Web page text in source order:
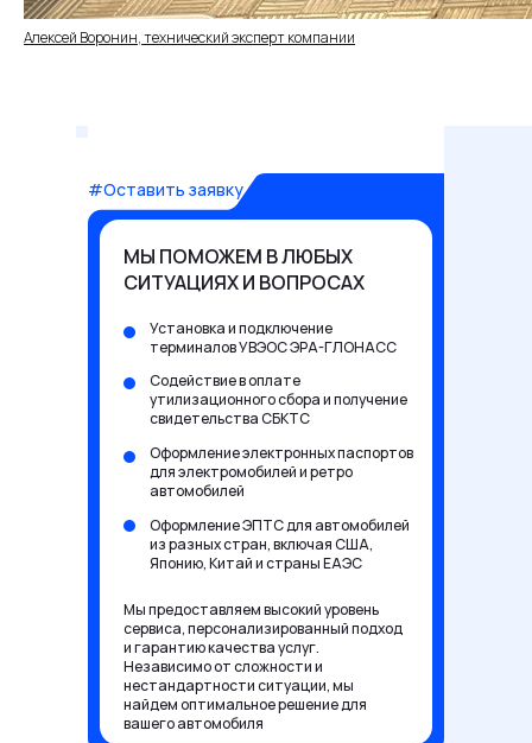
Алексей Воронин, технический эксперт компании
#Оставить заявку
МЫ ПОМОЖЕМ В ЛЮБЫХ
СИТУАЦИЯХ И ВОПРОСАХ
Мы предоставляем высокий уровень
сервиса, персонализированный подход
и гарантию качества услуг.
Независимо от сложности и
нестандартности ситуации, мы
найдем оптимальное решение для
вашего автомобиля
Оформление ЭПТС для автомобилей
из разных стран, включая США,
Японию, Китай и страны ЕАЭС
Установка и подключение
терминалов УВЭОС ЭРА-ГЛОНАСС
Содействие в оплате
утилизационного сбора и получение
свидетельства СБКТС
Оформление электронных паспортов
для электромобилей и ретро
автомобилей